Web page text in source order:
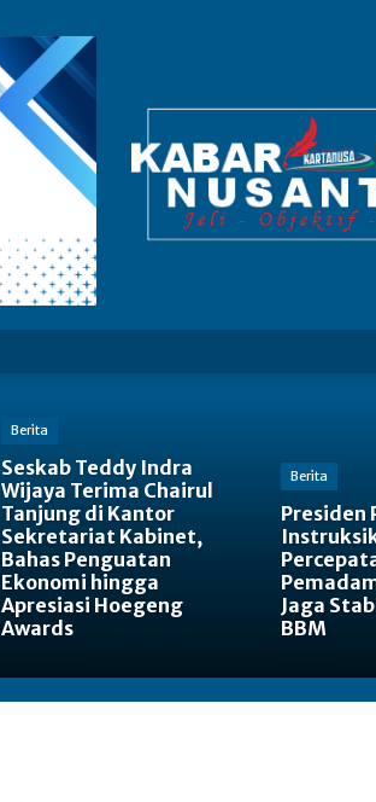
Berita
Seskab Teddy Indra
Wijaya Terima Chairul
Tanjung di Kantor
Sekretariat Kabinet,
Bahas Penguatan
Ekonomi hingga
Apresiasi Hoegeng
Awards
Berita
Presiden
Jaga
BBM